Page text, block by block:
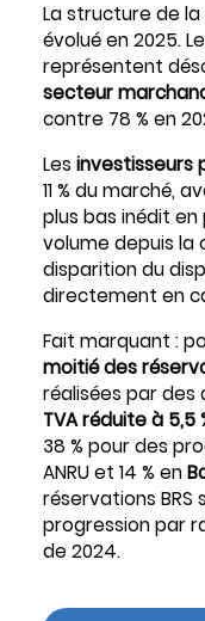
La structure de
évolué en 2025.
représentent
secteur
contre 78 % en
Les investisseurs
11 % du marché,
plus bas inédit
volume depuis la
disparition du
directement en
Fait marquant :
moitié des
réalisées par des
TVA réduite à 5,5
38 % pour des
ANRU et 14 % en
réservations BRS
progression par
de 2024.